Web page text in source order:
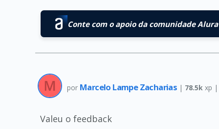
Conte com o apoio da comunidade
por Marcelo Lampe Zacharias | 78.5k xp
Valeu o feedback